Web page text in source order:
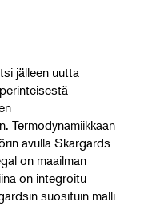
jälleen uutta
Termodynamiikkaan
avulla Skargards
on maailman
on integroitu
suosituin malli